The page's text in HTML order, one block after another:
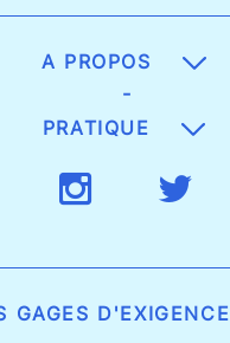
A PROPOS
-
PRATIQUE
GAGES D'EXIGENCE